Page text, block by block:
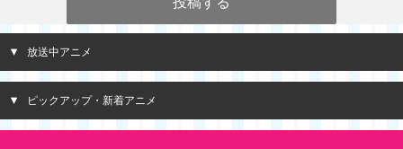
放送中アニメ
ピックアップ・新着アニメ